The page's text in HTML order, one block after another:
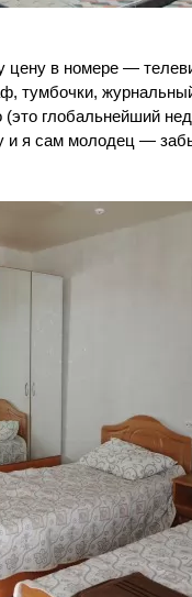
цену в номере —
тумбочки,
глобальнейший
и я сам молодец —